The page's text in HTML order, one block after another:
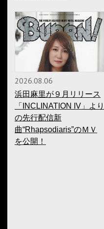
2026.08.06
浜田麻里が９月リリース
「INCLINATION IV」より
の先行配信新
曲“Rhapsodiaris”のＭＶ
を公開！